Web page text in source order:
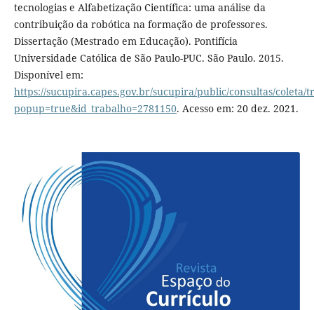
tecnologias e Alfabetização Científica: uma análise da
contribuição da robótica na formação de professores.
Dissertação (Mestrado em Educação). Pontifícia
Universidade Católica de São Paulo-PUC. São Paulo. 2015.
Disponível em:
https://sucupira.capes.gov.br/sucupira/public/consultas/coleta/
popup=true&id_trabalho=2781150. Acesso em: 20 dez. 2021.